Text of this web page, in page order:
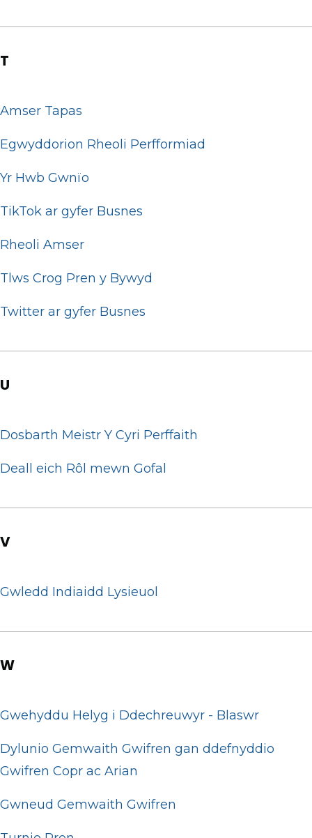
T
Amser Tapas
Egwyddorion Rheoli Perfformiad
Yr Hwb Gwnïo
TikTok ar gyfer Busnes
Rheoli Amser
Tlws Crog Pren y Bywyd
Twitter ar gyfer Busnes
U
Dosbarth Meistr Y Cyri Perffaith
Deall eich Rôl mewn Gofal
V
Gwledd Indiaidd Lysieuol
W
Gwehyddu Helyg i Ddechreuwyr - Blaswr
Dylunio Gemwaith Gwifren gan ddefnyddio
Gwifren Copr ac Arian
Gwneud Gemwaith Gwifren